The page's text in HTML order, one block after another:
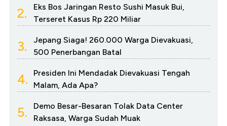
2.
Eks Bos Jaringan Resto Sushi Masuk Bui,
Terseret Kasus Rp 220 Miliar
3.
Jepang Siaga! 260.000 Warga Dievakuasi,
500 Penerbangan Batal
4.
Presiden Ini Mendadak Dievakuasi Tengah
Malam, Ada Apa?
5.
Demo Besar-Besaran Tolak Data Center
Raksasa, Warga Sudah Muak